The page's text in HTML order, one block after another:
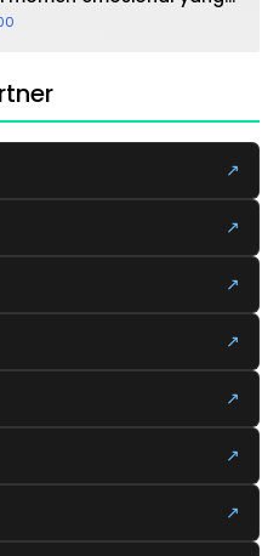
untuk sang buah hati
↗
↗
↗
↗
↗
↗
↗